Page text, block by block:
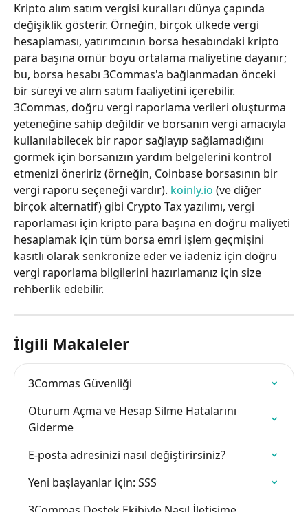
Kripto alım satım vergisi kuralları dünya çapında
değişiklik gösterir. Örneğin, birçok ülkede vergi
hesaplaması, yatırımcının borsa hesabındaki kripto
para başına ömür boyu ortalama maliyetine dayanır;
bu, borsa hesabı 3Commas'a bağlanmadan önceki
bir süreyi ve alım satım faaliyetini içerebilir.
3Commas, doğru vergi raporlama verileri oluşturma
yeteneğine sahip değildir ve borsanın vergi amacıyla
kullanılabilecek bir rapor sağlayıp sağlamadığını
görmek için borsanızın yardım belgelerini kontrol
etmenizi öneririz (örneğin, Coinbase borsasının bir
vergi raporu seçeneği vardır). koinly.io (ve diğer
birçok alternatif) gibi Crypto Tax yazılımı, vergi
raporlaması için kripto para başına en doğru maliyeti
hesaplamak için tüm borsa emri işlem geçmişini
kasıtlı olarak senkronize eder ve iadeniz için doğru
vergi raporlama bilgilerini hazırlamanız için size
rehberlik edebilir.
İlgili Makaleler
3Commas Güvenliği
Oturum Açma ve Hesap Silme Hatalarını
Giderme
E-posta adresinizi nasıl değiştirirsiniz?
Yeni başlayanlar için: SSS